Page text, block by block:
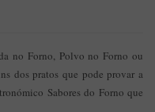
no Forno, Polvo no Forno ou
dos pratos que pode provar a
Sabores do Forno que